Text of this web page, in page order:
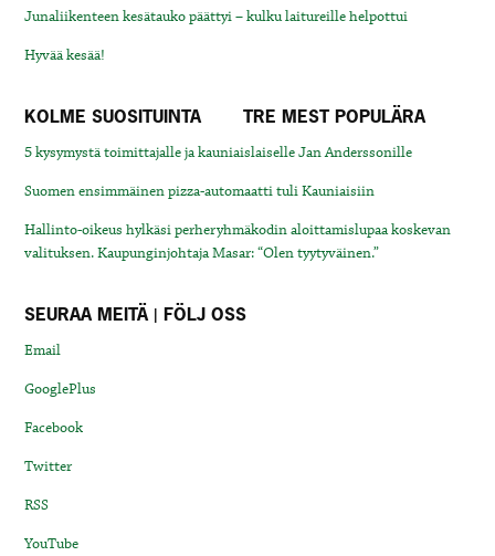
Junaliikenteen kesätauko päättyi – kulku laitureille helpottui
Hyvää kesää!
KOLME SUOSITUINTA TRE MEST POPULÄRA
5 kysymystä toimittajalle ja kauniaislaiselle Jan Anderssonille
Suomen ensimmäinen pizza-automaatti tuli Kauniaisiin
Hallinto-oikeus hylkäsi perheryhmäkodin aloittamislupaa koskevan
valituksen. Kaupunginjohtaja Masar: “Olen tyytyväinen.”
SEURAA MEITÄ | FÖLJ OSS
Email
GooglePlus
Facebook
Twitter
RSS
YouTube